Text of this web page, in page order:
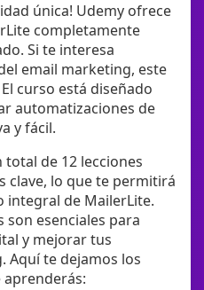
única! Udemy ofrece
completamente
Si te interesa
email marketing, este
curso está diseñado
automatizaciones de
y fácil.
de 12 lecciones
clave, lo que te permitirá
de MailerLite.
son esenciales para
y mejorar tus
Aquí te dejamos los